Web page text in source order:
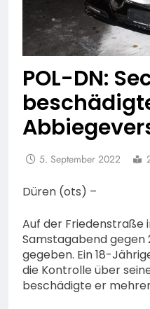
POL-DN:
5. September 2022
Düren (ots) –
Auf der Friedenstraße
Samstagabend gegen
gegeben. Ein 18-
die Kontrolle über
beschädigte er